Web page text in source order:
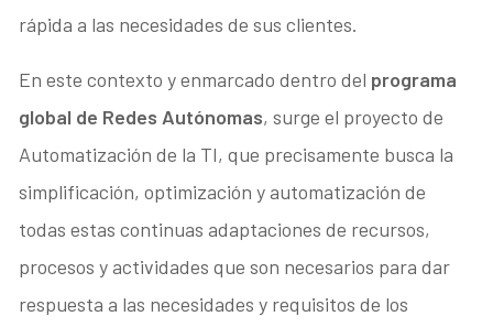
rápida a las necesidades de sus clientes.
En este contexto y enmarcado dentro del programa
global de Redes Autónomas, surge el proyecto de
Automatización de la TI, que precisamente busca la
simplificación, optimización y automatización de
todas estas continuas adaptaciones de recursos,
procesos y actividades que son necesarios para dar
respuesta a las necesidades y requisitos de los